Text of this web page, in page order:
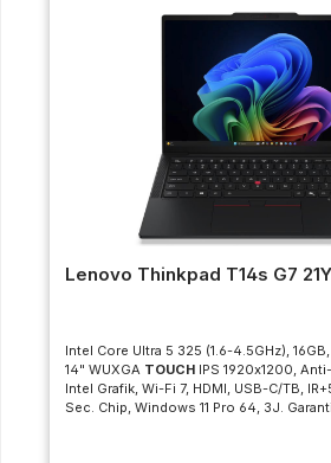
Lenovo Thinkpad T14s G7
Intel Core Ultra 5 325 (1.6-4.5GHz),
14" WUXGA TOUCH IPS 1920x1200,
Intel Grafik, Wi-Fi 7, HDMI, USB-C/TB,
Sec. Chip, Windows 11 Pro 64, 3J.